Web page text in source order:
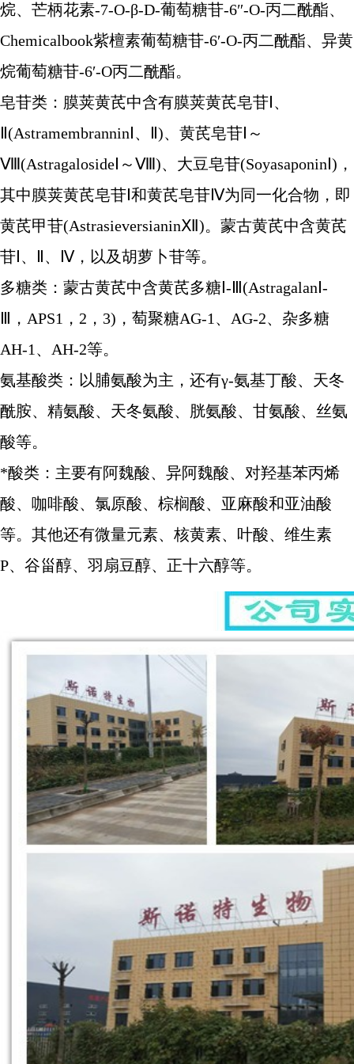
烷、芒柄花素-7-O-β-D-葡萄糖苷-6″-O-丙二酰酯、
Chemicalbook紫檀素葡萄糖苷-6′-O-丙二酰酯、异黄
烷葡萄糖苷-6′-O丙二酰酯。
皂苷类：膜荚黄芪中含有膜荚黄芪皂苷Ⅰ、
Ⅱ(AstramembranninⅠ、Ⅱ)、黄芪皂苷Ⅰ～
Ⅷ(AstragalosideⅠ～Ⅷ)、大豆皂苷(SoyasaponinⅠ)，
其中膜荚黄芪皂苷Ⅰ和黄芪皂苷Ⅳ为同一化合物，即
黄芪甲苷(AstrasieversianinⅫ)。蒙古黄芪中含黄芪
苷Ⅰ、Ⅱ、Ⅳ，以及胡萝卜苷等。
多糖类：蒙古黄芪中含黄芪多糖Ⅰ-Ⅲ(AstragalanⅠ-
Ⅲ，APS1，2，3)，萄聚糖AG-1、AG-2、杂多糖
AH-1、AH-2等。
氨基酸类：以脯氨酸为主，还有γ-氨基丁酸、天冬
酰胺、精氨酸、天冬氨酸、胱氨酸、甘氨酸、丝氨
酸等。
*酸类：主要有阿魏酸、异阿魏酸、对羟基苯丙烯
酸、咖啡酸、氯原酸、棕榈酸、亚麻酸和亚油酸
等。其他还有微量元素、核黄素、叶酸、维生素
P、谷甾醇、羽扇豆醇、正十六醇等。